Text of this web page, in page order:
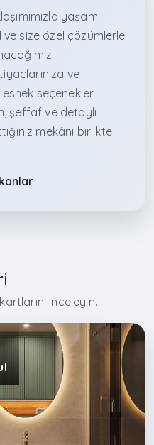
yaşam
ve size özel çözümlerle
ve
seçenekler
şeffaf ve detaylı
mekânı birlikte
inceleyin.